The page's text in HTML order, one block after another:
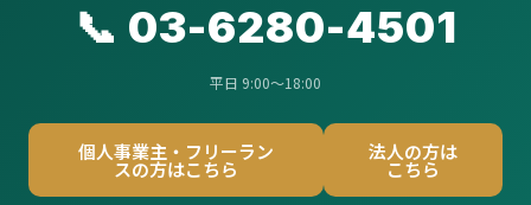
📞 03-6280-4501
平日 9:00〜18:00
個人事業主・フリーラン
スの方はこちら
法人の方は
こちら